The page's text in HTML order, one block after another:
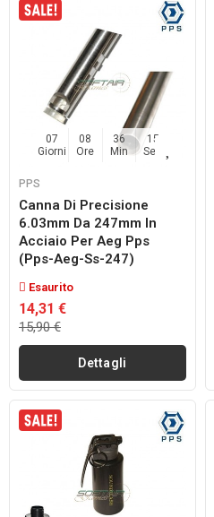
07
Giorni
08
Ore
36
Min
14
Sec
PPS
Canna Di Precisione
6.03mm Da 247mm In
Acciaio Per Aeg Pps
(pps-Aeg-Ss-247)
Esaurito
14,31 €
15,90 €
Dettagli